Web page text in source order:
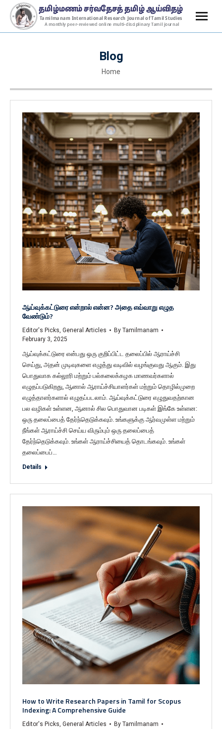
Blog
You are here:
Home
ஆய்வுக்கட்டுரை என்றால் என்ன? அதை எவ்வாறு எழுத
வேண்டும்?
Editor's Picks, General Articles By Tamilmanam
February 3, 2025
ஆய்வுக்கட்டுரை என்பது ஒரு குறிப்பிட்ட தலைப்பில் ஆராய்ச்சி
செய்து, அதன் முடிவுகளை எழுத்து வடிவில் வழங்குவது ஆகும். இது
பொதுவாக கல்லூரி மற்றும் பல்கலைக்கழக மாணவர்களால்
எழுதப்படுகிறது, ஆனால் ஆராய்ச்சியாளர்கள் மற்றும் தொழில்முறை
எழுத்தாளர்களால் எழுதப்படலாம். ஆய்வுக்கட்டுரை எழுதுவதற்கான
பல வழிகள் உள்ளன, ஆனால் சில பொதுவான படிகள் இங்கே உள்ளன:
ஒரு தலைப்பைத் தேர்ந்தெடுக்கவும். உங்களுக்கு ஆர்வமுள்ள மற்றும்
நீங்கள் ஆராய்ச்சி செய்ய விரும்பும் ஒரு தலைப்பைத்
தேர்ந்தெடுக்கவும். உங்கள் ஆராய்ச்சியைத் தொடங்கவும். உங்கள்
தலைப்பைப்…
Details
How to Write Research Papers in Tamil for Scopus
Indexing: A Comprehensive Guide
Editor's Picks, General Articles By Tamilmanam